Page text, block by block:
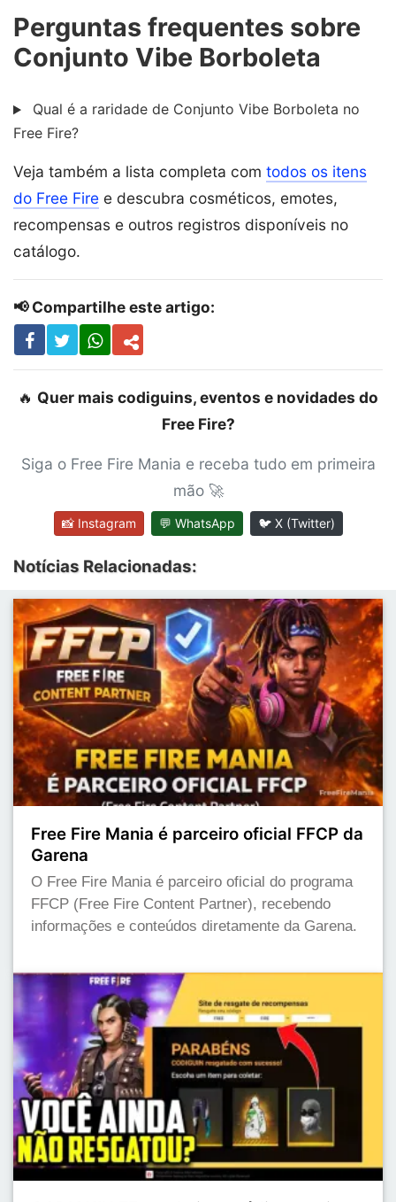
Perguntas frequentes sobre
Conjunto Vibe Borboleta
Qual é a raridade de Conjunto Vibe Borboleta no
Free Fire?
Veja também a lista completa com todos os itens
do Free Fire e descubra cosméticos, emotes,
recompensas e outros registros disponíveis no
catálogo.
📢 Compartilhe este artigo:
🔥 Quer mais codiguins, eventos e novidades do
Free Fire?
Siga o Free Fire Mania e receba tudo em primeira
mão 🚀
📸 Instagram 💬 WhatsApp 🐦 X (Twitter)
Notícias Relacionadas:
Free Fire Mania é parceiro oficial FFCP da
Garena
O Free Fire Mania é parceiro oficial do programa
FFCP (Free Fire Content Partner), recebendo
informações e conteúdos diretamente da Garena.